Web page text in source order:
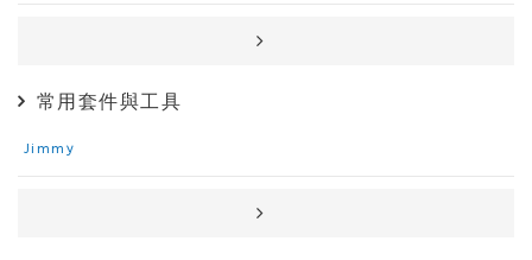
常用套件與工具
Jimmy